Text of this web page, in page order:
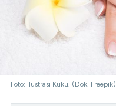
Foto: Ilustrasi Kuku. (Dok. Freepik)